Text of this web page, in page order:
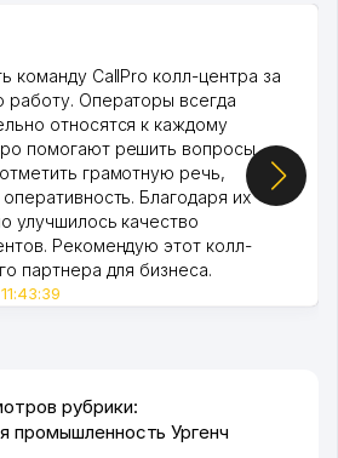
команду CallPro колл-центра за
работу. Операторы всегда
относятся к каждому
помогают решить вопросы.
грамотную речь,
Благодаря их
улучшилось качество
Рекомендую этот колл-
партнера для бизнеса.
рубрики:
промышленность Ургенч